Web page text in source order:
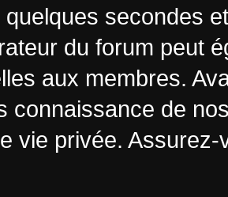
quelques secondes
du forum peut
aux membres.
connaissance de
vie privée.